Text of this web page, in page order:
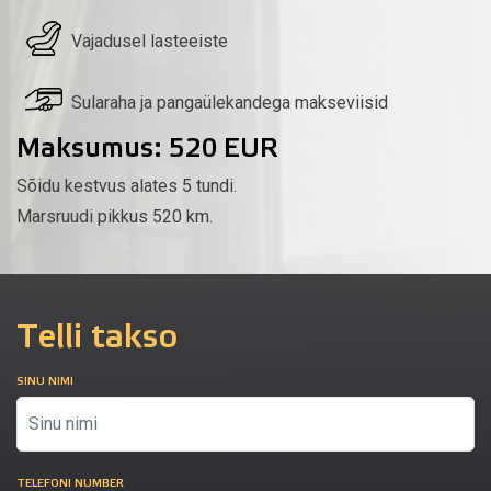
Vajadusel lasteeiste
Sularaha ja pangaülekandega makseviisid
Maksumus: 520 EUR
Sõidu kestvus alates 5 tundi.
Marsruudi pikkus 520 km.
Telli takso
SINU NIMI
TELEFONI NUMBER